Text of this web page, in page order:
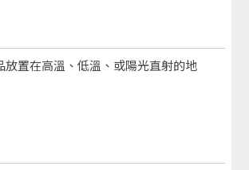
置在高溫、低溫、或陽光直射的地